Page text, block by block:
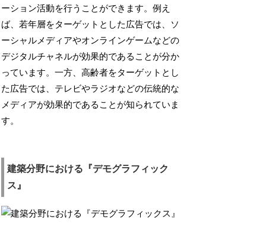
ーション活動を行うことができます。例え
ば、若年層をターゲットとした広告では、ソ
ーシャルメディアやオンラインゲームなどの
デジタルチャネルが効果的であることが分か
っています。一方、高齢者をターゲットとし
た広告では、テレビやラジオなどの伝統的な
メディアが効果的であることが知られていま
す。
建築分野における『デモグラフィック
ス』